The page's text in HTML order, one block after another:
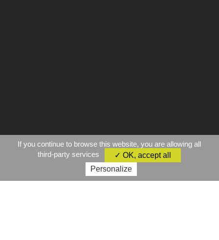
If you continue to browse this website, you are allowing all
third-party services
✓ OK, accept all
Personalize